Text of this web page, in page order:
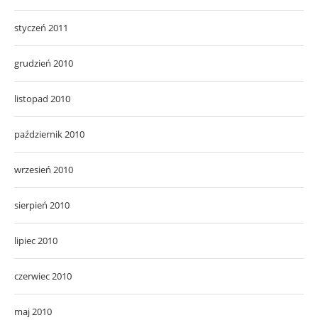
styczeń 2011
grudzień 2010
listopad 2010
październik 2010
wrzesień 2010
sierpień 2010
lipiec 2010
czerwiec 2010
maj 2010